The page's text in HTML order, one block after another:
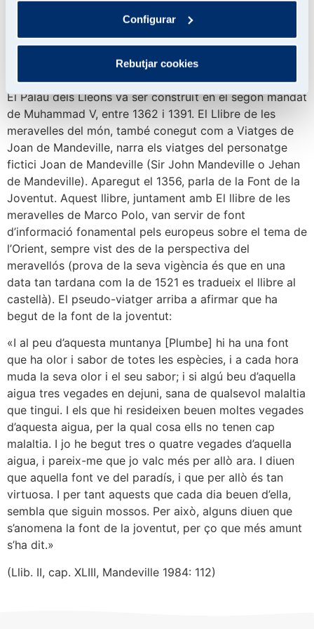
Configurar
Rebutjar cookies
en aquestes pintures ha estat objecte del magnífic
treball dut a terme per la professora Carmen Bernis
l’Alhambra. Els assumptes, els vestits, la data (1982).
El Palau dels Lleons va ser construït en el segon mandat
de Muhammad V, entre 1362 i 1391. El Llibre de les
meravelles del món, també conegut com a Viatges de
Joan de Mandeville, narra els viatges del personatge
fictici Joan de Mandeville (Sir John Mandeville o Jehan
de Mandeville). Aparegut el 1356, parla de la Font de la
Joventut. Aquest llibre, juntament amb El llibre de les
meravelles de Marco Polo, van servir de font
d’informació fonamental pels europeus sobre el tema de
l’Orient, sempre vist des de la perspectiva del
meravellós (prova de la seva vigència és que en una
data tan tardana com la de 1521 es tradueix el llibre al
castellà). El pseudo-viatger arriba a afirmar que ha
begut de la font de la joventut:
«I al peu d’aquesta muntanya [Plumbe] hi ha una font
que ha olor i sabor de totes les espècies, i a cada hora
muda la seva olor i el seu sabor; i si algú beu d’aquella
aigua tres vegades en dejuni, sana de qualsevol malaltia
que tingui. I els que hi resideixen beuen moltes vegades
d’aquesta aigua, per la qual cosa ells no tenen cap
malaltia. I jo he begut tres o quatre vegades d’aquella
aigua, i pareix-me que jo valc més per allò ara. I diuen
que aquella font ve del paradís, i que per allò és tan
virtuosa. I per tant aquests que cada dia beuen d’ella,
sembla que siguin mossos. Per això, alguns diuen que
s’anomena la font de la joventut, per ço que més amunt
s’ha dit.»
(Llib. II, cap. XLIII, Mandeville 1984: 112)